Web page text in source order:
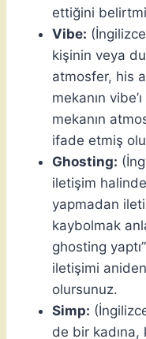
ettiğini
Vibe:
kişinin veya
atmosfer, his
mekanın
mekanın
ifade etmiş
Ghosting:
iletişim
yapmadan
kaybolmak
ghosting
iletişimi
olursunuz.
Simp:
de bir kadına,